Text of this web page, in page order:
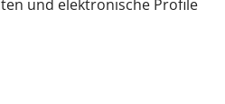
und elektronische Profile